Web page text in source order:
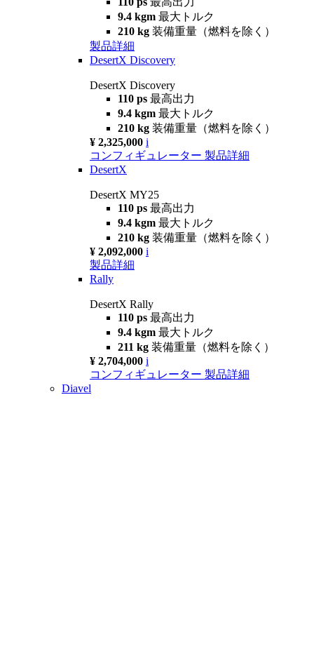
9.4 kgm 最大トルク
210 kg 装備重量（燃料を除く）
製品詳細
DesertX Discovery
DesertX Discovery
110 ps 最高出力
9.4 kgm 最大トルク
210 kg 装備重量（燃料を除く）
¥ 2,325,000 i
コンフィギュレーター 製品詳細
DesertX
DesertX MY25
110 ps 最高出力
9.4 kgm 最大トルク
210 kg 装備重量（燃料を除く）
¥ 2,092,000 i
製品詳細
Rally
DesertX Rally
110 ps 最高出力
9.4 kgm 最大トルク
211 kg 装備重量（燃料を除く）
¥ 2,704,000 i
コンフィギュレーター 製品詳細
Diavel